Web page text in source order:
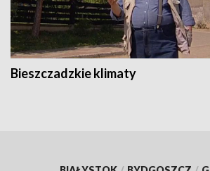
Bieszczadzkie klimaty